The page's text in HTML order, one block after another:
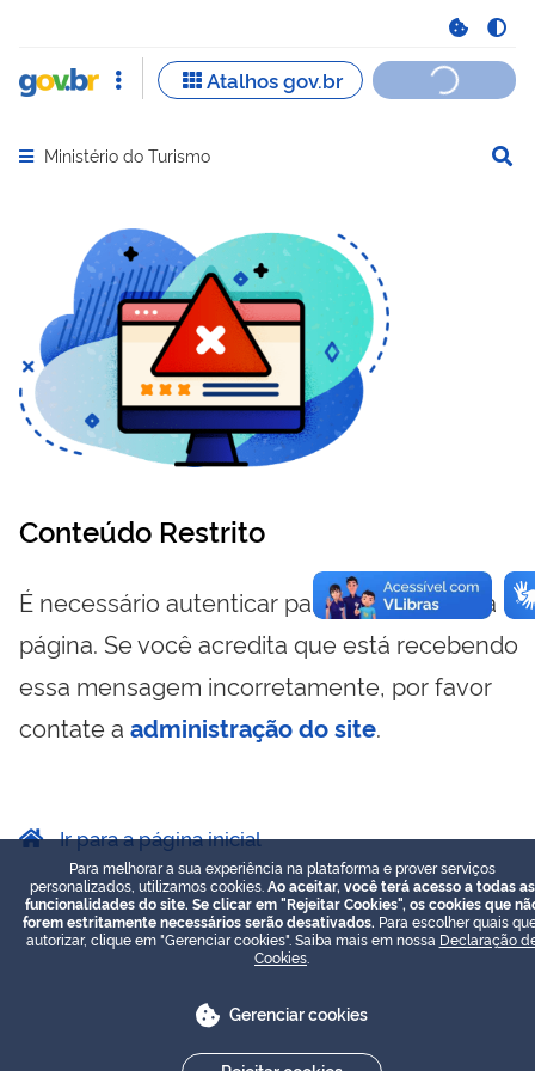
Abrir menu principal de navegação
Ministério do Turismo
Conteúdo Restrito
É necessário autenticar para visualizar essa
página. Se você acredita que está recebendo
essa mensagem incorretamente, por favor
contate a administração do site.
Ir para a página inicial
Para melhorar a sua experiência na plataforma e prover serviços
personalizados, utilizamos cookies. Ao aceitar, você terá acesso a todas as
funcionalidades do site. Se clicar em "Rejeitar Cookies", os cookies que
forem estritamente necessários serão desativados. Para escolher quais
autorizar, clique em "Gerenciar cookies". Saiba mais em nossa Declaração
Cookies
Gerenciar cookies